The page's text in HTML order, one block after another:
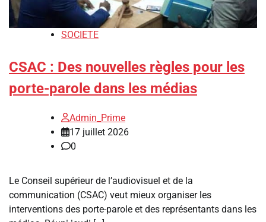
SOCIETE
CSAC : Des nouvelles règles pour les
porte-parole dans les médias
Admin_Prime
17 juillet 2026
0
Le Conseil supérieur de l’audiovisuel et de la
communication (CSAC) veut mieux organiser les
interventions des porte-parole et des représentants dans les